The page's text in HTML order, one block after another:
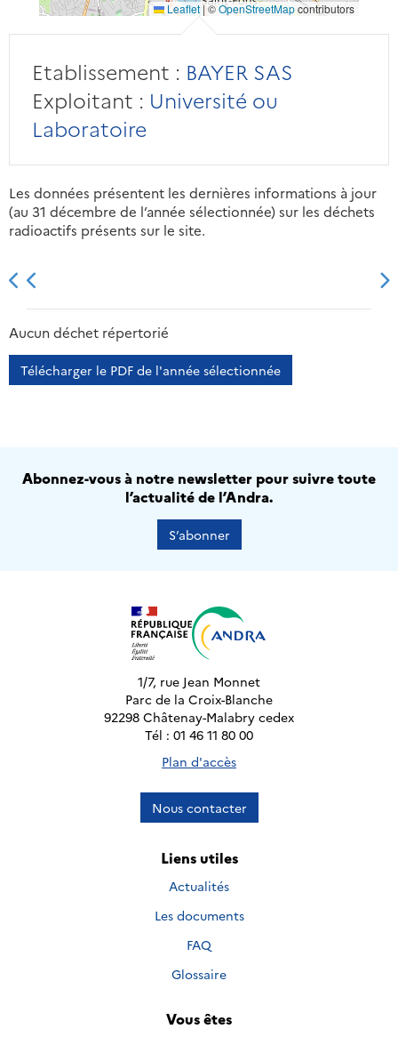
Leaflet|©OpenStreetMapcontributors
Etablissement : BAYER SAS
Exploitant : Université ou
Laboratoire
Les données présentent les dernières informations à jour
(au 31 décembre de l’année sélectionnée) sur les déchets
radioactifs présents sur le site.
2013 2014
Aucun déchet répertorié
Télécharger le PDF de l'année sélectionnée
Abonnez-vous à notre newsletter pour suivre toute
l’actualité de l’Andra.
S’abonner
1/7, rue Jean Monnet
Parc de la Croix-Blanche
92298 Châtenay-Malabry cedex
Tél : 01 46 11 80 00
Plan d'accès
Nous contacter
Liens utiles
Actualités
Les documents
FAQ
Glossaire
Vous êtes